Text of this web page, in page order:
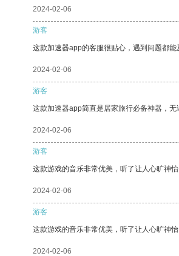
2024-02-06
游客
这款加速器app的客服很贴心，遇到问题都能
2024-02-06
游客
这款加速器app简直是居家旅行必备神器，
2024-02-06
游客
这款游戏的音乐非常优美，听了让人心旷神怡
2024-02-06
游客
这款游戏的音乐非常优美，听了让人心旷神怡
2024-02-06